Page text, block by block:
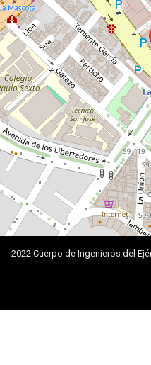
2022 Cuerpo de Ingenieros del